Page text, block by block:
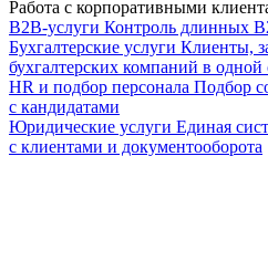
Работа с корпоративными
B2B-услуги Контроль длинных
Бухгалтерские услуги Клиенты,
бухгалтерских компаний в одной
HR и подбор персонала Подбор
с кандидатами
Юридические услуги Единая
с клиентами и документооборота